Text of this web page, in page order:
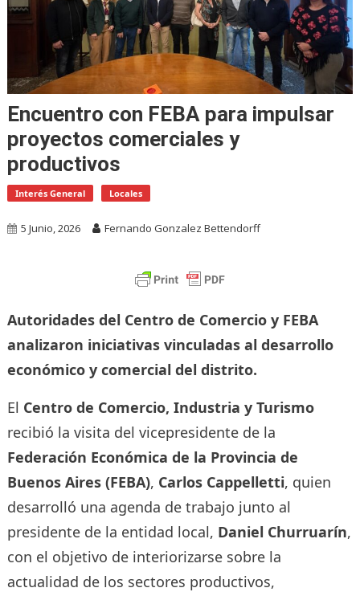
Encuentro con FEBA para impulsar
proyectos comerciales y
productivos
Interés General Locales
5 Junio, 2026 Fernando Gonzalez Bettendorff
Autoridades del Centro de Comercio y FEBA
analizaron iniciativas vinculadas al desarrollo
económico y comercial del distrito.
El Centro de Comercio, Industria y Turismo
recibió la visita del vicepresidente de la
Federación Económica de la Provincia de
Buenos Aires (FEBA), Carlos Cappelletti, quien
desarrolló una agenda de trabajo junto al
presidente de la entidad local, Daniel Churruarín,
con el objetivo de interiorizarse sobre la
actualidad de los sectores productivos,